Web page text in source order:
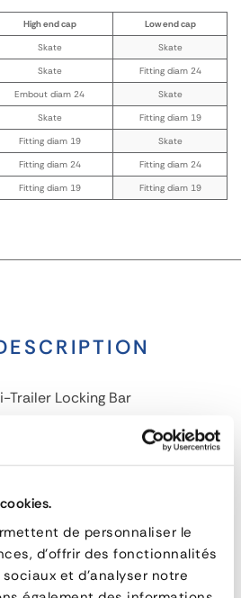
de personnaliser le
d'offrir des fonctionnalités
et d'analyser notre
High end cap
Low end cap
Skate
Skate
Skate
Fitting diam 24
Embout diam 24
Skate
Skate
Fitting diam 19
Fitting diam 19
Skate
Fitting diam 24
Fitting diam 24
Fitting diam 19 Fitting diam 19
Trailer Locking Bar
PRODUCTS